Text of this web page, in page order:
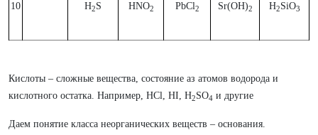
10 H2S HNO2 PbCl2 Sr(OH)2 H2SiO3
Кислоты – сложные вещества, состояние аз атомов водорода и
кислотного остатка. Например, HCl, HI, H2SO4 и другие
Даем понятие класса неорганических веществ – основания.